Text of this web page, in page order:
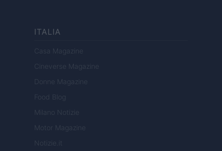
ITALIA
Casa Magazine
Cineverse Magazine
Donne Magazine
Food Blog
Milano Notizie
Motor Magazine
Notizie.it